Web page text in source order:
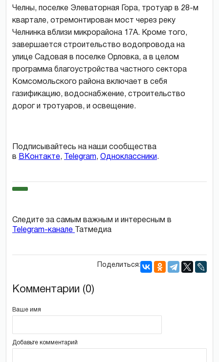
Челны, поселке Элеваторная Гора, тротуар в 28-м
квартале, отремонтирован мост через реку
Челнинка вблизи микрорайона 17А. Кроме того,
завершается строительство водопровода на
улице Садовая в поселке Орловка, а в целом
программа благоустройства частного сектора
Комсомольского района включает в себя
газификацию, водоснабжение, строительство
дорог и тротуаров, и освещение.
Подписывайтесь на наши сообщества
в ВКонтакте, Telegram, Одноклассники.
Следите за самым важным и интересным в
Telegram-канале
Татмедиа
Поделиться:
Комментарии (0)
Ваше имя
Добавьте комментарий